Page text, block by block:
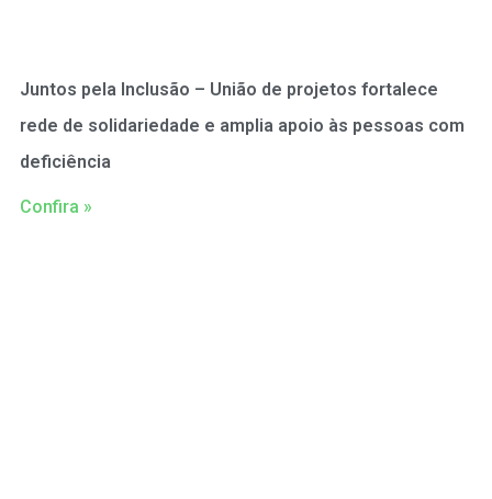
Juntos pela Inclusão – União de projetos fortalece
rede de solidariedade e amplia apoio às pessoas com
deficiência
Confira »